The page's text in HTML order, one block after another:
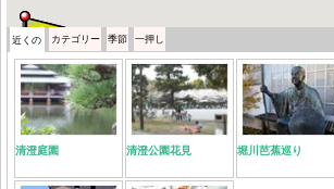
近くの カテゴリー 季節 一押し
清澄庭園 清澄公園花見 堀川芭蕉巡り